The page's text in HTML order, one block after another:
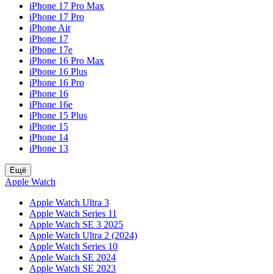
iPhone 17 Pro Max
iPhone 17 Pro
iPhone Air
iPhone 17
iPhone 17e
iPhone 16 Pro Max
iPhone 16 Plus
iPhone 16 Pro
iPhone 16
iPhone 16e
iPhone 15 Plus
iPhone 15
iPhone 14
iPhone 13
Ещё
Apple Watch
Apple Watch Ultra 3
Apple Watch Series 11
Apple Watch SE 3 2025
Apple Watch Ultra 2 (2024)
Apple Watch Series 10
Apple Watch SE 2024
Apple Watch SE 2023